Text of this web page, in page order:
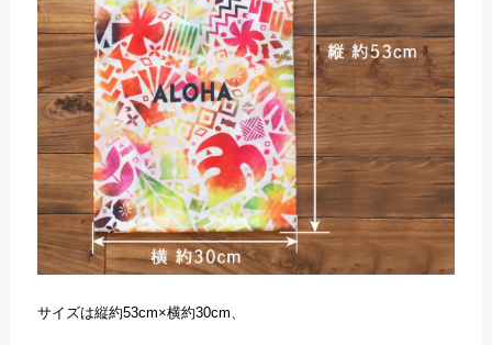
サイズは縦約53cm×横約30cm、